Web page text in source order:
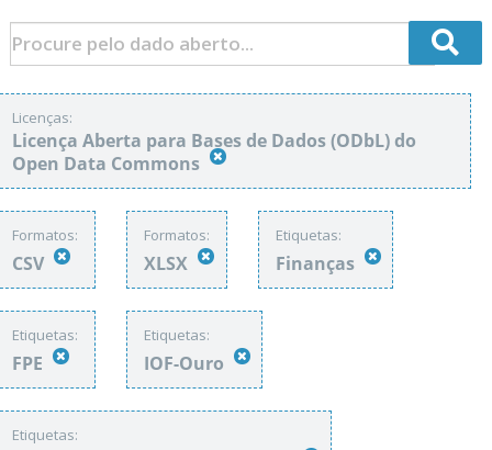
Licenças:
Licença Aberta para Bases de Dados (ODbL) do
Open Data Commons
Formatos:
CSV
Formatos:
XLSX
Etiquetas:
Finanças
Etiquetas:
FPE
Etiquetas:
IOF-Ouro
Etiquetas: